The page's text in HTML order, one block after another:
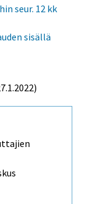
seur. 12 kk
sisällä